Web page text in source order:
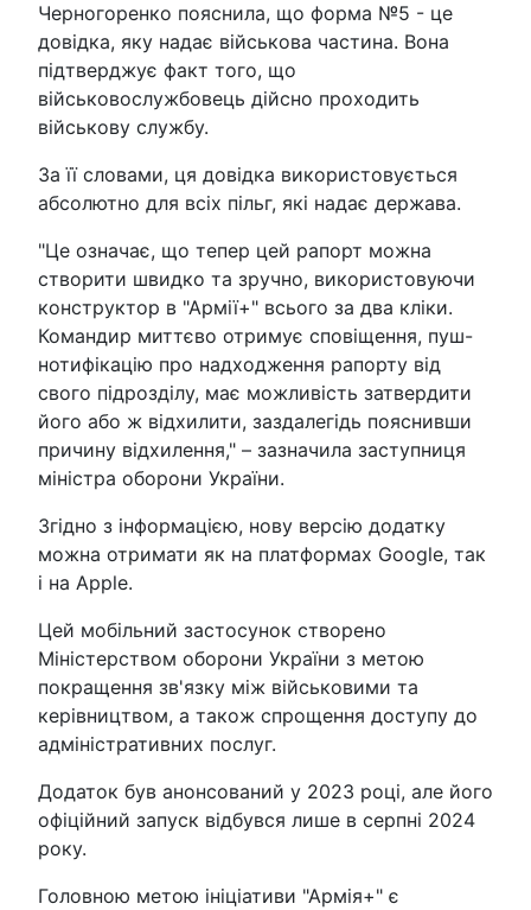
Черногоренко пояснила, що форма №5 - це
довідка, яку надає військова частина. Вона
підтверджує факт того, що
військовослужбовець дійсно проходить
військову службу.
За її словами, ця довідка використовується
абсолютно для всіх пільг, які надає держава.
"Це означає, що тепер цей рапорт можна
створити швидко та зручно, використовуючи
конструктор в "Армії+" всього за два кліки.
Командир миттєво отримує сповіщення, пуш-
нотифікацію про надходження рапорту від
свого підрозділу, має можливість затвердити
його або ж відхилити, заздалегідь пояснивши
причину відхилення," – зазначила заступниця
міністра оборони України.
Згідно з інформацією, нову версію додатку
можна отримати як на платформах Google, так
і на Apple.
Цей мобільний застосунок створено
Міністерством оборони України з метою
покращення зв'язку між військовими та
керівництвом, а також спрощення доступу до
адміністративних послуг.
Додаток був анонсований у 2023 році, але його
офіційний запуск відбувся лише в серпні 2024
року.
Головною метою ініціативи "Армія+" є